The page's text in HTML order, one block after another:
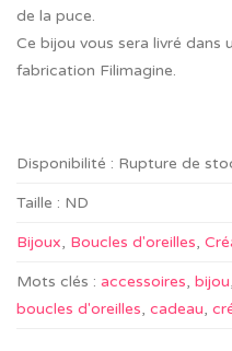
de la puce.
Ce bijou vous sera livré
fabrication Filimagine.
Disponibilité : Rupture de
Taille : ND
Bijoux, Boucles d'oreilles,
Mots clés : accessoires, bijou,
boucles d'oreilles, cadeau,